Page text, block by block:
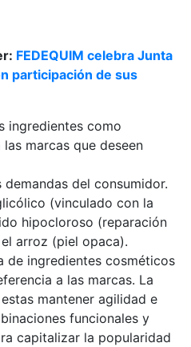
FEDEQUIM celebra Junta
participación de sus
ingredientes como
marcas que deseen
del consumidor.
(vinculado con la
hipocloroso (reparación
arroz (piel opaca).
de ingredientes cosméticos
a las marcas. La
mantener agilidad e
funcionales y
capitalizar la popularidad